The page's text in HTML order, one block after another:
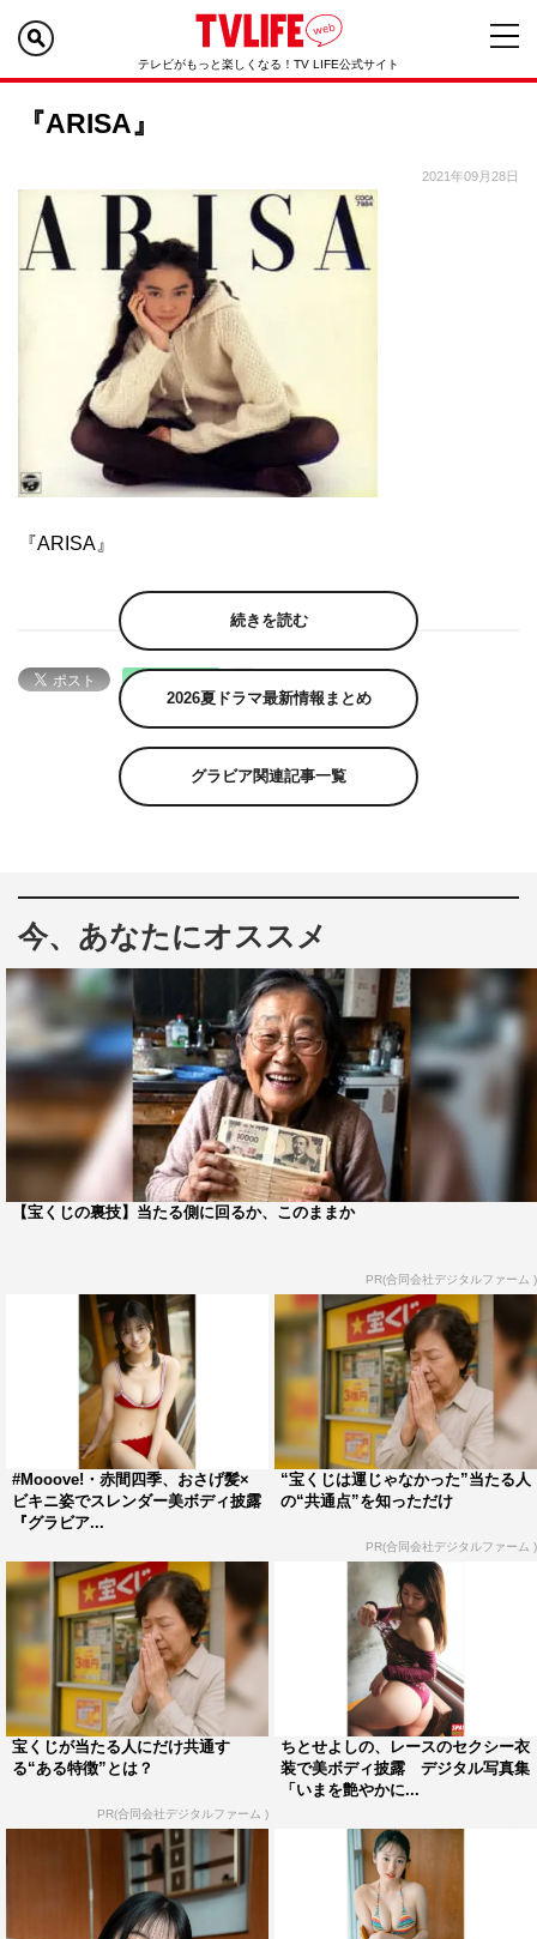
テレビがもっと楽しくなる！TV LIFE公式サイト
『ARISA』
2021年09月28日
『ARISA』
続きを読む
2026夏ドラマ最新情報まとめ
グラビア関連記事一覧
今、あなたにオススメ
【宝くじの裏技】当たる側に回るか、このままか
PR(合同会社デジタルファーム )
#Mooove!・赤間四季、おさげ髪×
ビキニ姿でスレンダー美ボディ披露
『グラビア...
“宝くじは運じゃなかった”当たる人
の“共通点”を知っただけ
PR(合同会社デジタルファーム )
宝くじが当たる人にだけ共通す
る“ある特徴”とは？
PR(合同会社デジタルファーム )
ちとせよしの、レースのセクシー衣
装で美ボディ披露 デジタル写真集
「いまを艶やかに...